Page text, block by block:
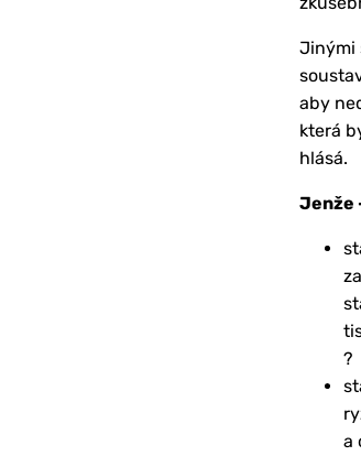
Jinými
aby
která
hlásá.
Jenže
?
a